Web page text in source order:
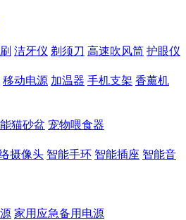
洁牙仪 剃须刀 高速吹风筒 护眼仪
移动电源 加温器 手机支架 香薰机
猫砂盆 宠物喂食器
摄像头 智能手环 智能插座 智能音
家用应急备用电源